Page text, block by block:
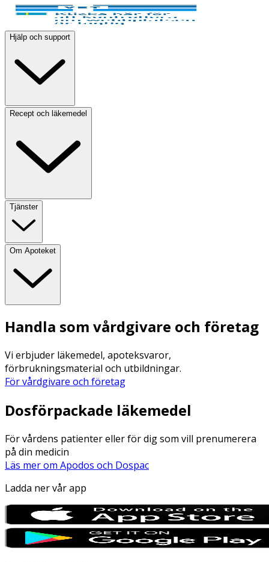
Hjälp och support
Recept och läkemedel
Tjänster
Om Apoteket
Handla som vårdgivare och företag
Vi erbjuder läkemedel, apoteksvaror,
förbrukningsmaterial och utbildningar.
För vårdgivare och företag
Dosförpackade läkemedel
För vårdens patienter eller för dig som vill prenumerera
på din medicin
Läs mer om Apodos och Dospac
Ladda ner vår app